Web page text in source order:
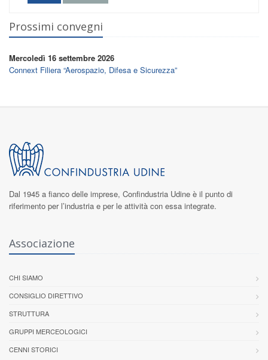
Prossimi convegni
Mercoledì 16 settembre 2026
Connext Filiera “Aerospazio, Difesa e Sicurezza”
Dal 1945 a fianco delle imprese, Confindustria Udine è il punto di
riferimento per l’industria e per le attività con essa integrate.
Associazione
CHI SIAMO
CONSIGLIO DIRETTIVO
STRUTTURA
GRUPPI MERCEOLOGICI
CENNI STORICI